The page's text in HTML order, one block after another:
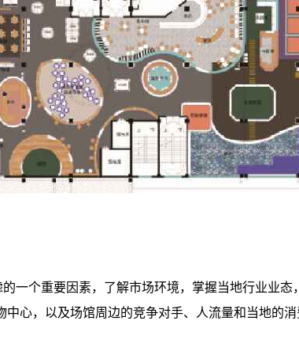
的一个重要因素，了解市场环境，掌握当地行业业
心，以及场馆周边的竞争对手、人流量和当地的消